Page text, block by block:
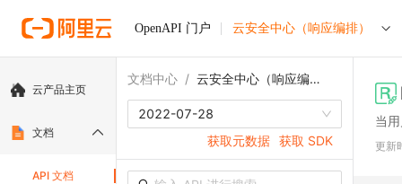
OpenAPI 门户 云安全中心（响应编排）
云产品主页
文档
API 文档
文档中心 / 云安全中心（响应编排）
2022-07-28
获取元数据 获取 SDK
当
更新